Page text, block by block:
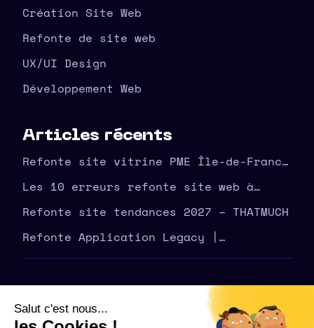
Création Site Web
Refonte de site web
UX/UI Design
Développement Web
Articles récents
Refonte site vitrine PME Île-de-France
| agence THATMUCH
Les 10 erreurs refonte site web à
éviter en amont – THATMUCH
Refonte site tendances 2027 – THATMUCH
Refonte Application Legacy |
Modernisez Votre Outil | THATMUCH
THATMUCH - Tous droits réservés